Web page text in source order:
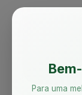
Para uma